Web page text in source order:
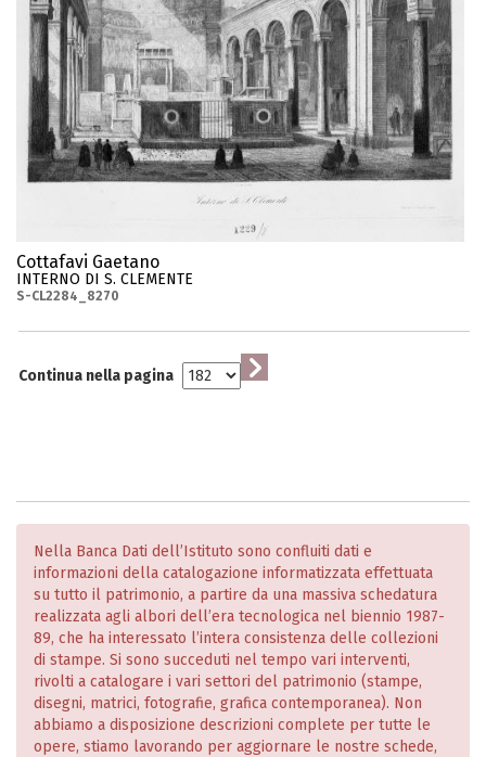
Cottafavi Gaetano
INTERNO DI S. CLEMENTE
S-CL2284_8270
Continua nella pagina
Nella Banca Dati dell’Istituto sono confluiti dati e
informazioni della catalogazione informatizzata effettuata
su tutto il patrimonio, a partire da una massiva schedatura
realizzata agli albori dell’era tecnologica nel biennio 1987-
89, che ha interessato l’intera consistenza delle collezioni
di stampe. Si sono succeduti nel tempo vari interventi,
rivolti a catalogare i vari settori del patrimonio (stampe,
disegni, matrici, fotografie, grafica contemporanea). Non
abbiamo a disposizione descrizioni complete per tutte le
opere, stiamo lavorando per aggiornare le nostre schede,